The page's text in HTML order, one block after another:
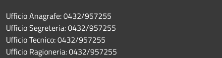
Ufficio Anagrafe: 0432/957255
Ufficio Segreteria: 0432/957255
Ufficio Tecnico: 0432/957255
Ufficio Ragioneria: 0432/957255